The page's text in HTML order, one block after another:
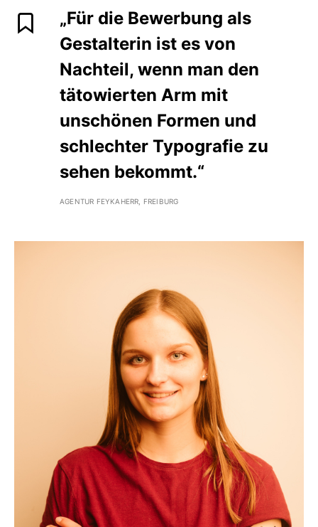
„Für die Bewerbung als
Gestalterin ist es von
Nachteil, wenn man den
tätowierten Arm mit
unschönen Formen und
schlechter Typografie zu
sehen bekommt.“
AGENTUR FEYKAHERR, FREIBURG